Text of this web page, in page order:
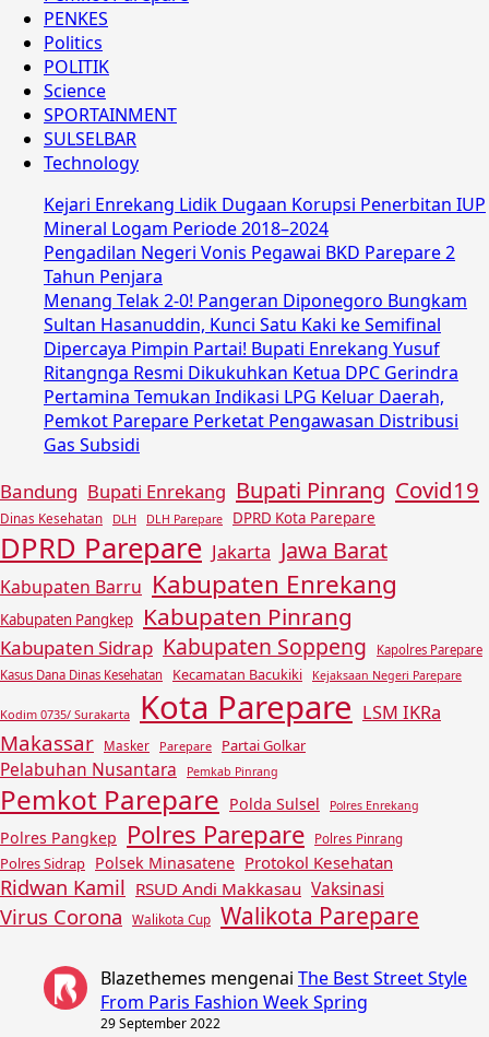
PENKES
Politics
POLITIK
Science
SPORTAINMENT
SULSELBAR
Technology
Kejari Enrekang Lidik Dugaan Korupsi Penerbitan IUP
Mineral Logam Periode 2018–2024
Pengadilan Negeri Vonis Pegawai BKD Parepare 2
Tahun Penjara
Menang Telak 2-0! Pangeran Diponegoro Bungkam
Sultan Hasanuddin, Kunci Satu Kaki ke Semifinal
Dipercaya Pimpin Partai! Bupati Enrekang Yusuf
Ritangnga Resmi Dikukuhkan Ketua DPC Gerindra
Pertamina Temukan Indikasi LPG Keluar Daerah,
Pemkot Parepare Perketat Pengawasan Distribusi
Gas Subsidi
Bandung Bupati Enrekang Bupati Pinrang Covid19
Dinas Kesehatan DLH DLH Parepare DPRD Kota Parepare
DPRD Parepare Jakarta Jawa Barat
Kabupaten Barru Kabupaten Enrekang
Kabupaten Pangkep Kabupaten Pinrang
Kabupaten Sidrap Kabupaten Soppeng
Kapolres Parepare
Kasus Dana Dinas Kesehatan
Kecamatan Bacukiki Kejaksaan Negeri Parepare
Kodim 0735/ Surakarta Kota Parepare LSM IKRa
Makassar Masker Parepare Partai Golkar
Pelabuhan Nusantara Pemkab Pinrang
Pemkot Parepare Polda Sulsel Polres Enrekang
Polres Pangkep Polres Parepare Polres Pinrang
Polres Sidrap Polsek Minasatene Protokol Kesehatan
Ridwan Kamil RSUD Andi Makkasau Vaksinasi
Virus Corona Walikota Cup Walikota Parepare
Blazethemes mengenai The Best Street Style
From Paris Fashion Week Spring
29 September 2022